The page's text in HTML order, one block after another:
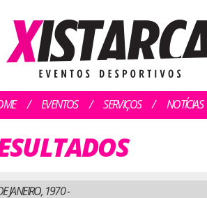
EVENTOS SERVIÇOS NOTÍCIAS
JANEIRO, 1970 -